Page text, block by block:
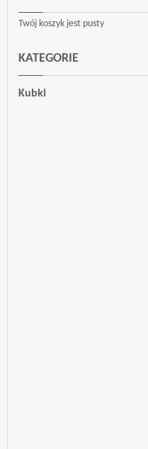
Twój koszyk jest pusty
KATEGORIE
Kubki